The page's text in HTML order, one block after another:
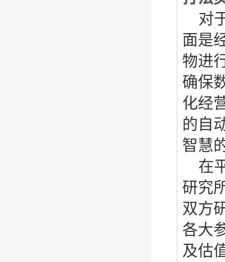
对
面是
物进
确保
化经
的自
智慧
在
研究
双方
各大
及估